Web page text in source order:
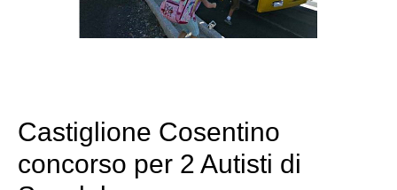
Castiglione Cosentino
concorso per 2 Autisti di